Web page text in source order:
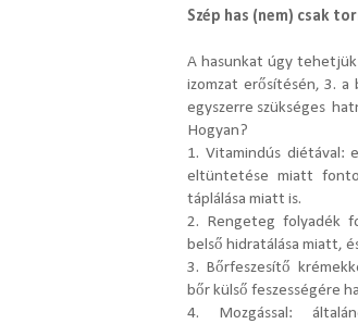
Szép has (nem) csak
A hasunkat úgy
izomzat erősítésén, 3. a
egyszerre szükséges
Hogyan?
1. Vitamindús diétával:
eltüntetése miatt
táplálása miatt is.
2. Rengeteg folyadék
belső hidratálása miatt,
3. Bőrfeszesítő
bőr külső feszességére
4. Mozgással: